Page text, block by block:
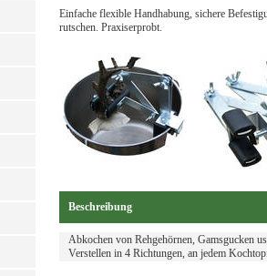
Einfache flexible Handhabung, sichere
rutschen. Praxiserprobt.
Beschreibung
Abkochen von Rehgehörnen, Gamsgucken
Verstellen in 4 Richtungen, an jedem